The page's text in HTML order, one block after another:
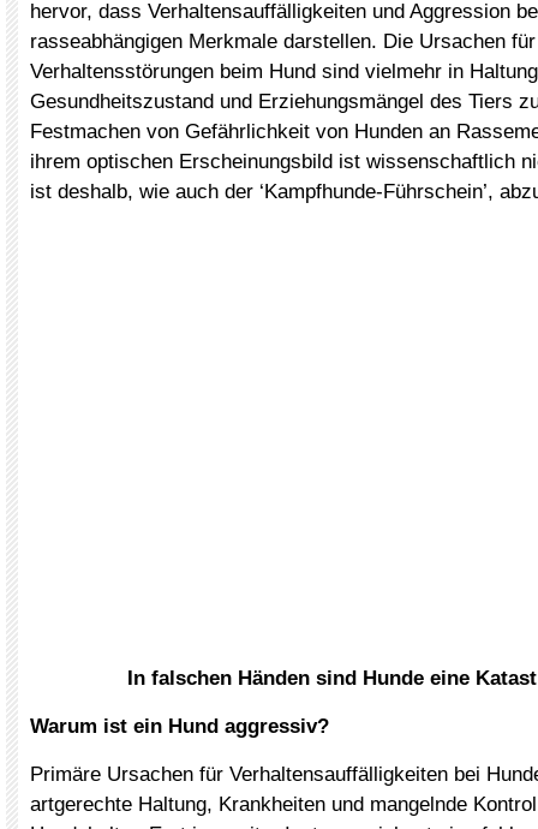
hervor, dass Verhaltensauffälligkeiten und Aggression
rasseabhängigen Merkmale darstellen. Die Ursachen für
Verhaltensstörungen beim Hund sind vielmehr in
Gesundheitszustand und Erziehungsmängel des Tiers
Festmachen von Gefährlichkeit von Hunden an
ihrem optischen Erscheinungsbild ist wissenschaftlich
ist deshalb, wie auch der ‘Kampfhunde-Führschein’,
In falschen Händen sind Hunde eine
Warum ist ein Hund aggressiv?
Primäre Ursachen für Verhaltensauffälligkeiten bei
artgerechte Haltung, Krankheiten und mangelnde